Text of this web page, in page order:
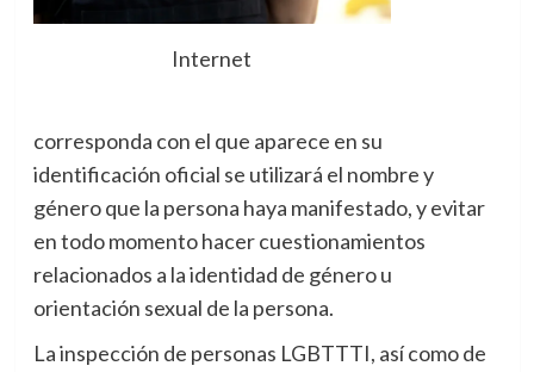
Internet
corresponda con el que aparece en su
identificación oficial se utilizará el nombre y
género que la persona haya manifestado, y evitar
en todo momento hacer cuestionamientos
relacionados a la identidad de género u
orientación sexual de la persona.
La inspección de personas LGBTTTI, así como de